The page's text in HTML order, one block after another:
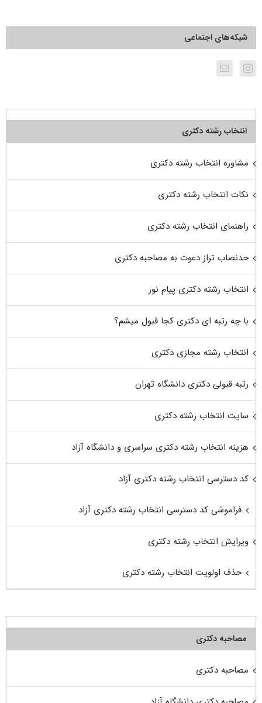
شبکه‌های اجتماعی
انتخاب رشته دکتری
مشاوره انتخاب رشته دکتری
نکات انتخاب رشته دکتری
راهنمای انتخاب رشته دکتری
حدنصاب تراز دعوت به مصاحبه دکتری
انتخاب رشته دکتری پیام نور
با چه رتبه ای دکتری کجا قبول میشم؟
انتخاب رشته مجازی دکتری
رتبه قبولی دکتری دانشگاه تهران
سایت انتخاب رشته دکتری
هزینه انتخاب رشته دکتری سراسری و دانشگاه آزاد
کد دسترسی انتخاب رشته دکتری آزاد
فراموشی کد دسترسی انتخاب رشته دکتری آزاد
ویرایش انتخاب رشته دکتری
حذف اولویت انتخاب رشته دکتری
مصاحبه دکتری
مصاحبه دکتری